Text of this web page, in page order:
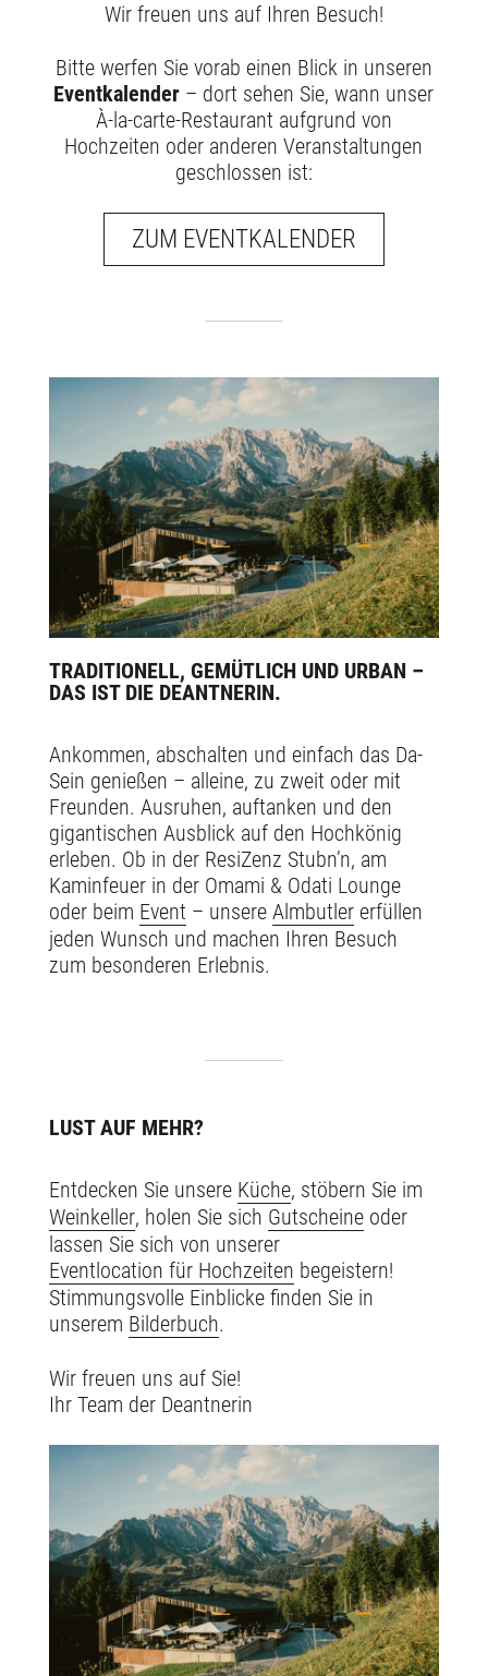
Wir freuen uns auf Ihren Besuch!
Bitte werfen Sie vorab einen Blick in unseren
Eventkalender – dort sehen Sie, wann unser
À-la-carte-Restaurant aufgrund von
Hochzeiten oder anderen Veranstaltungen
geschlossen ist:
ZUM EVENTKALENDER
TRADITIONELL, GEMÜTLICH UND URBAN –
DAS IST DIE DEANTNERIN.
Ankommen, abschalten und einfach das Da-
Sein genießen – alleine, zu zweit oder mit
Freunden. Ausruhen, auftanken und den
gigantischen Ausblick auf den Hochkönig
erleben. Ob in der ResiZenz Stubn’n, am
Kaminfeuer in der Omami & Odati Lounge
oder beim Event – unsere Almbutlererfüllen
jeden Wunsch und machen Ihren Besuch
zum besonderen Erlebnis.
LUST AUF MEHR?
Entdecken Sie unsere Küche, stöbern Sie im
Weinkeller, holen Sie sich Gutscheineoder
lassen Sie sich von unserer
Eventlocation für Hochzeiten begeistern!
Stimmungsvolle Einblicke finden Sie in
unserem Bilderbuch.
Wir freuen uns auf Sie!
Ihr Team der Deantnerin